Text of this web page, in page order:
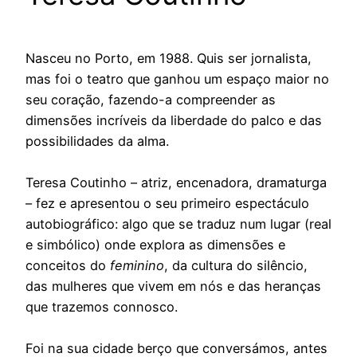
Nasceu no Porto, em 1988. Quis ser jornalista,
mas foi o teatro que ganhou um espaço maior no
seu coração, fazendo-a compreender as
dimensões incríveis da liberdade do palco e das
possibilidades da alma.
Teresa Coutinho – atriz, encenadora, dramaturga
– fez e apresentou o seu primeiro espectáculo
autobiográfico: algo que se traduz num lugar (real
e simbólico) onde explora as dimensões e
conceitos do feminino, da cultura do silêncio,
das mulheres que vivem em nós e das heranças
que trazemos connosco.
Foi na sua cidade berço que conversámos, antes